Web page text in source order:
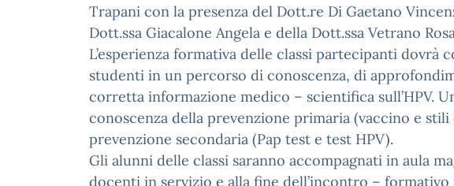
Trapani con la presenza del Dott.re Di Gaetano
Dott.ssa Giacalone Angela e della Dott.ssa Vetrano
L’esperienza formativa delle classi partecipanti dovrà
studenti in un percorso di conoscenza, di
corretta informazione medico – scientifica sull’HPV.
conoscenza della prevenzione primaria (vaccino e stili
prevenzione secondaria (Pap test e test HPV).
Gli alunni delle classi saranno accompagnati in aula
docenti in servizio e alla fine dell’incontro –